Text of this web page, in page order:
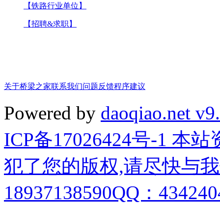
【铁路行业单位】
【招聘&求职】
关于桥梁之家联系我们问题反馈程序建议
Powered by daoqiao.net
ICP备17026424号-1 本
犯了您的版权,请尽快与
18937138590QQ：